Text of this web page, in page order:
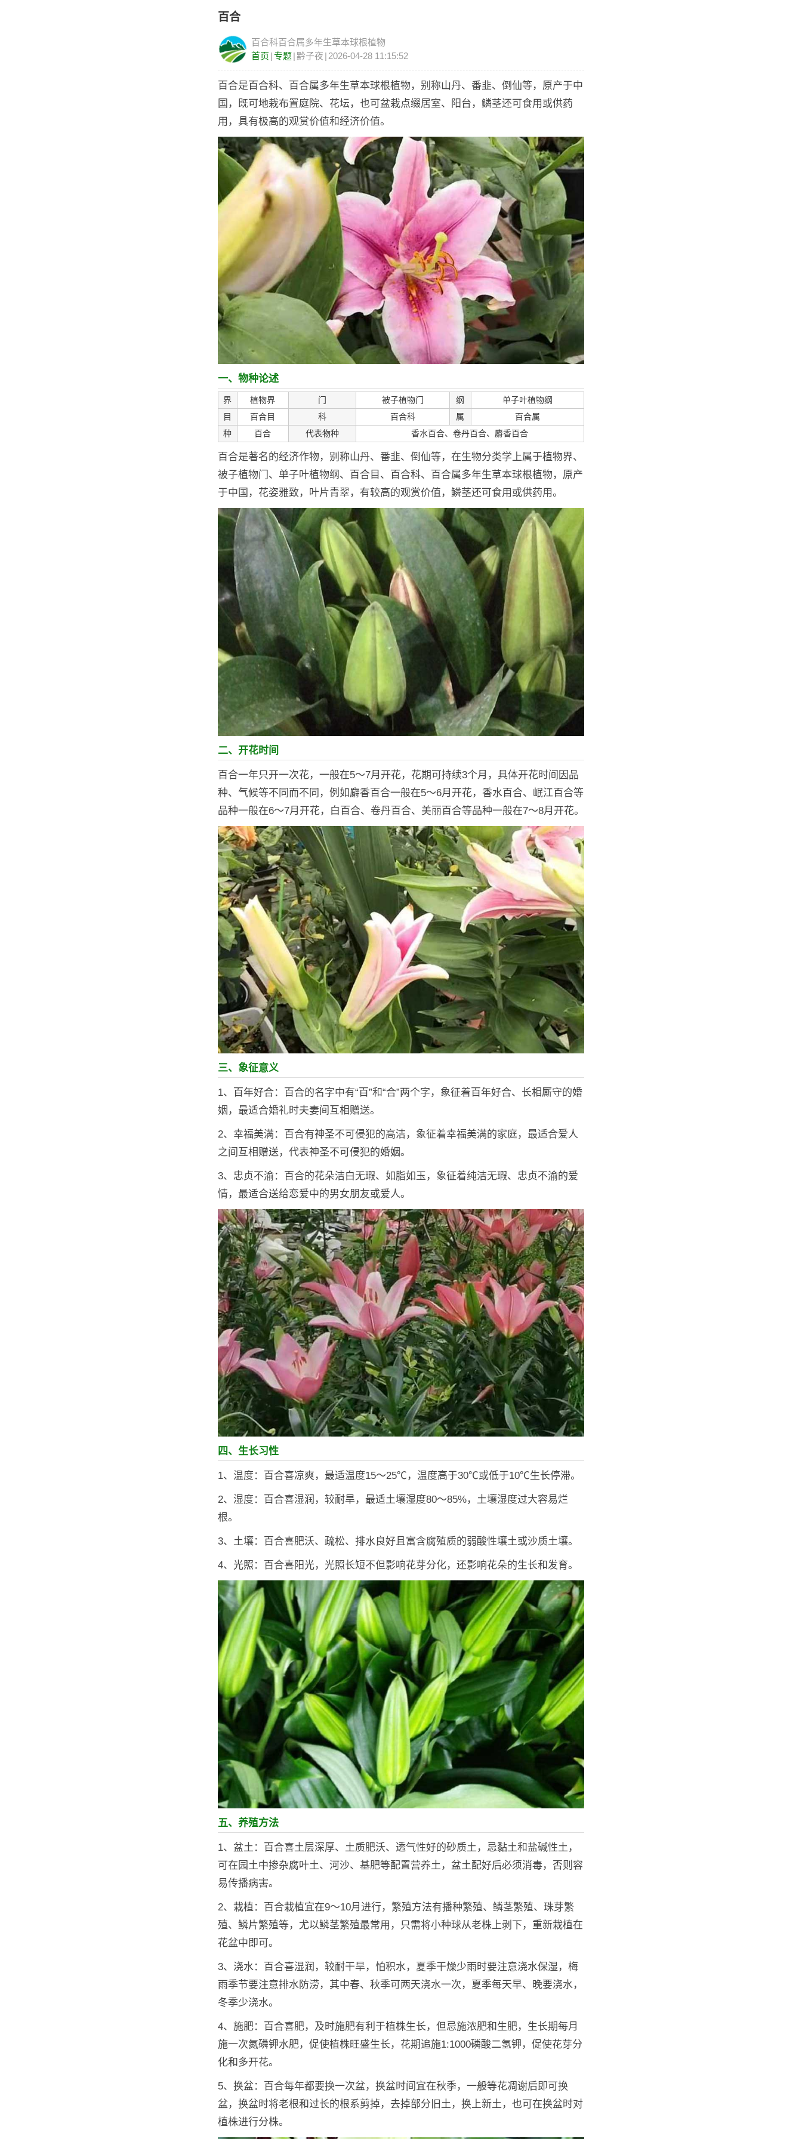
百合
百合科百合属多年生草本球根植物
首页 |专题|黔子夜 | 2026-04-28 11:15:52
百合是百合科、百合属多年生草本球根植物，别称山丹、番韭、倒仙等，原产于中
国，既可地栽布置庭院、花坛，也可盆栽点缀居室、阳台，鳞茎还可食用或供药
用，具有极高的观赏价值和经济价值。
一、物种论述
界 植物界 门 被子植物门 纲
单子叶植物纲
目
百合目 科 百合科 属
百合属
种
百合 代表物种 香水百合、卷丹百合、麝香百合
百合是著名的经济作物，别称山丹、番韭、倒仙等，在生物分类学上属于植物界、
被子植物门、单子叶植物纲、百合目、百合科、百合属多年生草本球根植物，原产
于中国，花姿雅致，叶片青翠，有较高的观赏价值，鳞茎还可食用或供药用。
二、开花时间
百合一年只开一次花，一般在5～7月开花，花期可持续3个月，具体开花时间因品
种、气候等不同而不同，例如麝香百合一般在5～6月开花，香水百合、岷江百合等
品种一般在6～7月开花，白百合、卷丹百合、美丽百合等品种一般在7～8月开花。
三、象征意义
1、百年好合：百合的名字中有“百”和“合”两个字，象征着百年好合、长相厮守的婚
姻，最适合婚礼时夫妻间互相赠送。
2、幸福美满：百合有神圣不可侵犯的高洁，象征着幸福美满的家庭，最适合爱人
之间互相赠送，代表神圣不可侵犯的婚姻。
3、忠贞不渝：百合的花朵洁白无瑕、如脂如玉，象征着纯洁无瑕、忠贞不渝的爱
情，最适合送给恋爱中的男女朋友或爱人。
四、生长习性
1、温度：百合喜凉爽，最适温度15～25℃，温度高于30℃或低于10℃生长停滞。
2、湿度：百合喜湿润，较耐旱，最适土壤湿度80～85%，土壤湿度过大容易烂
根。
3、土壤：百合喜肥沃、疏松、排水良好且富含腐殖质的弱酸性壤土或沙质土壤。
4、光照：百合喜阳光，光照长短不但影响花芽分化，还影响花朵的生长和发育。
五、养殖方法
1、盆土：百合喜土层深厚、土质肥沃、透气性好的砂质土，忌黏土和盐碱性土，
可在园土中掺杂腐叶土、河沙、基肥等配置营养土，盆土配好后必须消毒，否则容
易传播病害。
2、栽植：百合栽植宜在9～10月进行，繁殖方法有播种繁殖、鳞茎繁殖、珠芽繁
殖、鳞片繁殖等，尤以鳞茎繁殖最常用，只需将小种球从老株上剥下，重新栽植在
花盆中即可。
3、浇水：百合喜湿润，较耐干旱，怕积水，夏季干燥少雨时要注意浇水保湿，梅
雨季节要注意排水防涝，其中春、秋季可两天浇水一次，夏季每天早、晚要浇水，
冬季少浇水。
4、施肥：百合喜肥，及时施肥有利于植株生长，但忌施浓肥和生肥，生长期每月
施一次氮磷钾水肥，促使植株旺盛生长，花期追施1:1000磷酸二氢钾，促使花芽分
化和多开花。
5、换盆：百合每年都要换一次盆，换盆时间宜在秋季，一般等花凋谢后即可换
盆，换盆时将老根和过长的根系剪掉，去掉部分旧土，换上新土，也可在换盆时对
植株进行分株。